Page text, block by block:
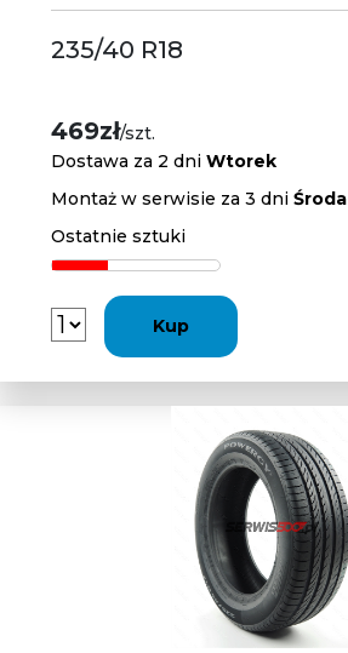
235/40 R18
469zł/szt.
Dostawa za 2 dniWtorek
Montaż w serwisie za 3 dniŚroda
Ostatnie sztuki
Kup